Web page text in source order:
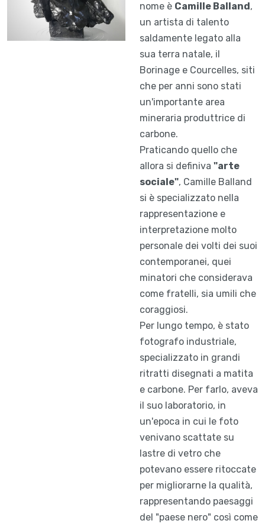
nome è Camille Balland,
un artista di talento
saldamente legato alla
sua terra natale, il
Borinage e Courcelles, siti
che per anni sono stati
un'importante area
mineraria produttrice di
carbone.
Praticando quello che
allora si definiva "arte
sociale", Camille Balland
si è specializzato nella
rappresentazione e
interpretazione molto
personale dei volti dei suoi
contemporanei, quei
minatori che considerava
come fratelli, sia umili che
coraggiosi.
Per lungo tempo, è stato
fotografo industriale,
specializzato in grandi
ritratti disegnati a matita
e carbone. Per farlo, aveva
il suo laboratorio, in
un'epoca in cui le foto
venivano scattate su
lastre di vetro che
potevano essere ritoccate
per migliorarne la qualità,
rappresentando paesaggi
del "paese nero" così come